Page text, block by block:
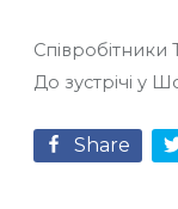
Співробітники
До зустрічі у
Share